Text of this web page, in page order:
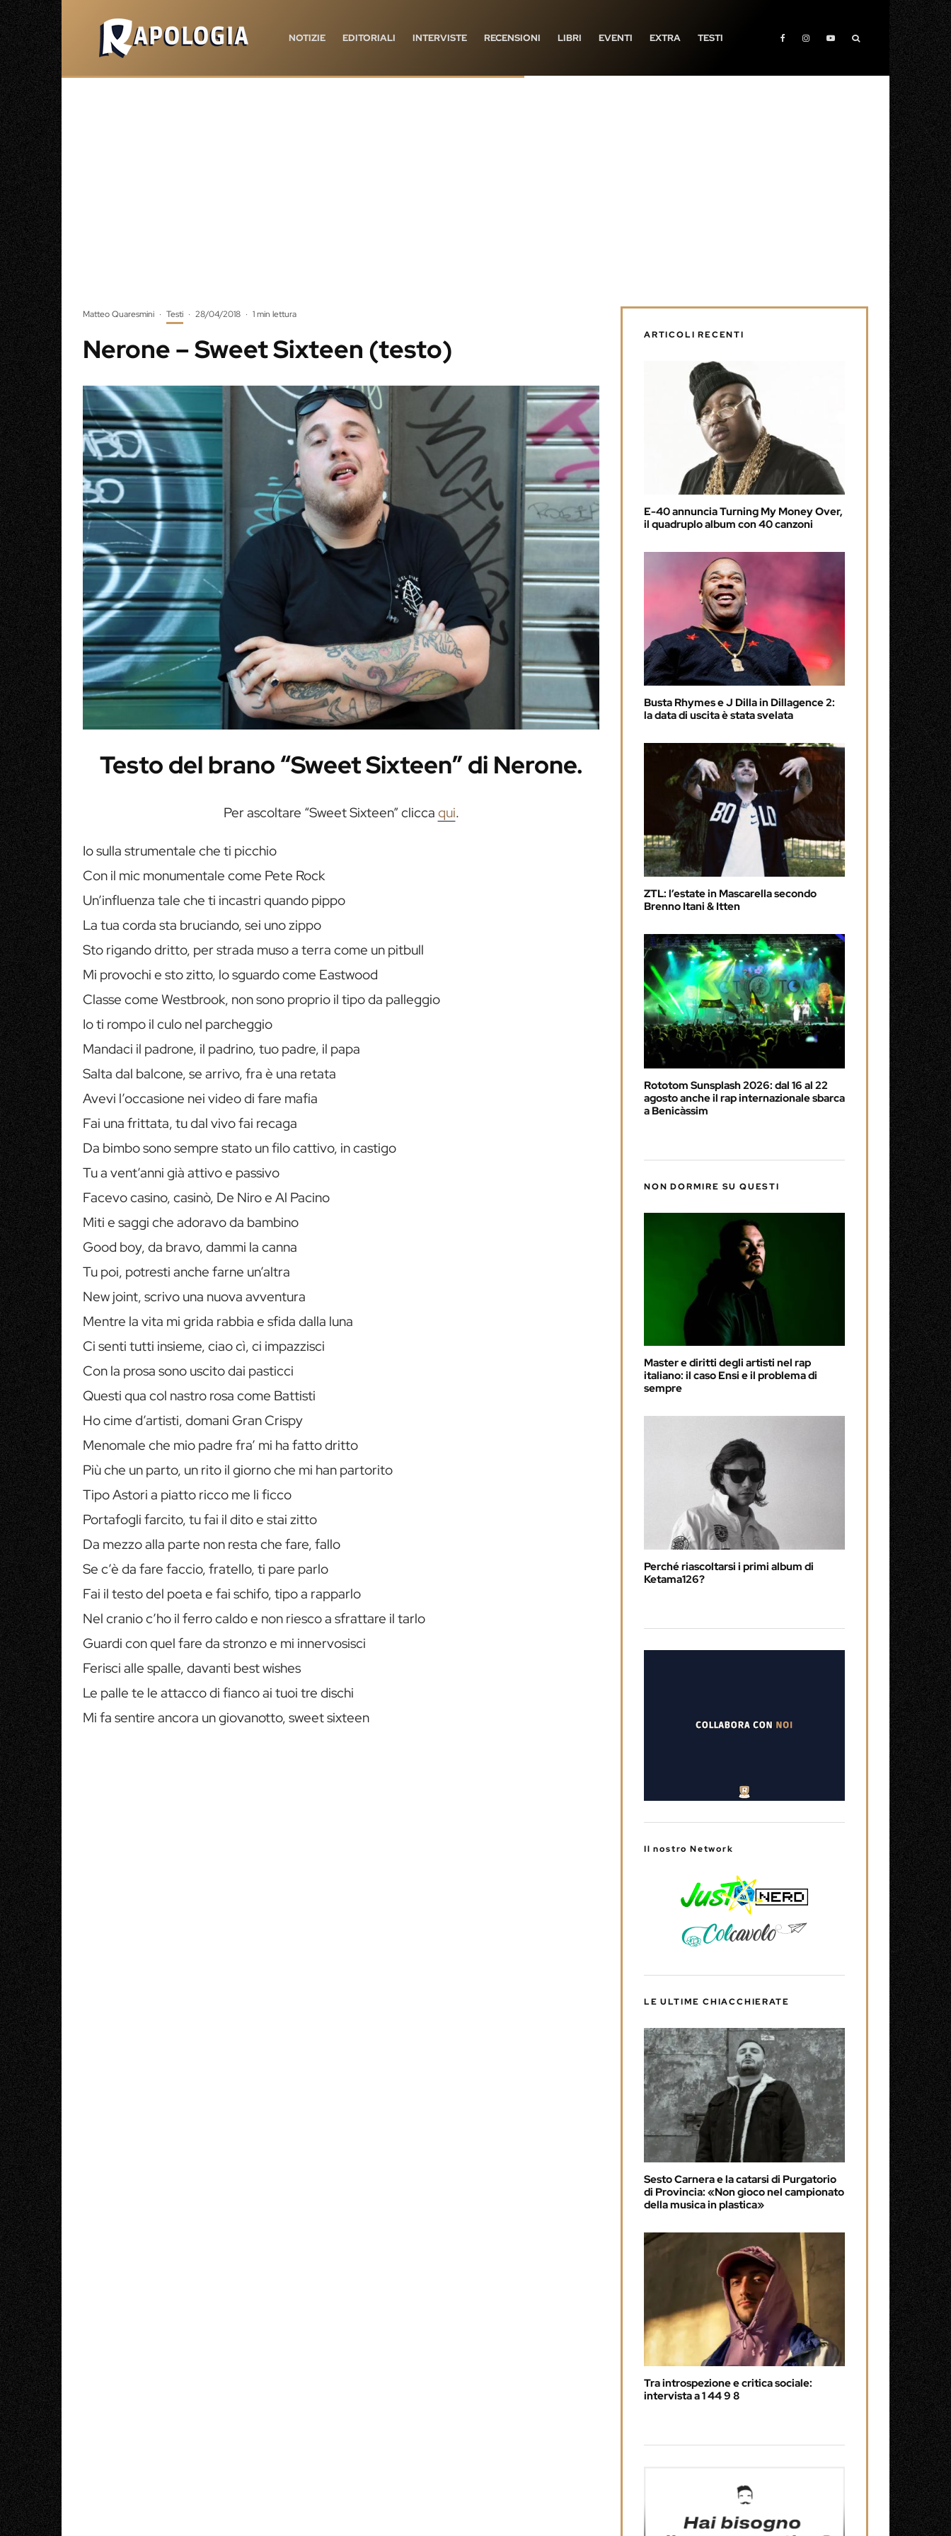
NOTIZIE EDITORIALI INTERVISTE RECENSIONI LIBRI EVENTI EXTRA TESTI
Matteo Quaresmini · Testi · 28/04/2018 · 1 min lettura
Nerone – Sweet Sixteen (testo)
Testo del brano “Sweet Sixteen” di Nerone.
Per ascoltare “Sweet Sixteen” clicca qui.
Io sulla strumentale che ti picchio
Con il mic monumentale come Pete Rock
Un’influenza tale che ti incastri quando pippo
La tua corda sta bruciando, sei uno zippo
Sto rigando dritto, per strada muso a terra come un pitbull
Mi provochi e sto zitto, lo sguardo come Eastwood
Classe come Westbrook, non sono proprio il tipo da palleggio
Io ti rompo il culo nel parcheggio
Mandaci il padrone, il padrino, tuo padre, il papa
Salta dal balcone, se arrivo, fra è una retata
Avevi l’occasione nei video di fare mafia
Fai una frittata, tu dal vivo fai recaga
Da bimbo sono sempre stato un filo cattivo, in castigo
Tu a vent’anni già attivo e passivo
Facevo casino, casinò, De Niro e Al Pacino
Miti e saggi che adoravo da bambino
Good boy, da bravo, dammi la canna
Tu poi, potresti anche farne un’altra
New joint, scrivo una nuova avventura
Mentre la vita mi grida rabbia e sfida dalla luna
Ci senti tutti insieme, ciao cì, ci impazzisci
Con la prosa sono uscito dai pasticci
Questi qua col nastro rosa come Battisti
Ho cime d’artisti, domani Gran Crispy
Menomale che mio padre fra’ mi ha fatto dritto
Più che un parto, un rito il giorno che mi han partorito
Tipo Astori a piatto ricco me li ficco
Portafogli farcito, tu fai il dito e stai zitto
Da mezzo alla parte non resta che fare, fallo
Se c’è da fare faccio, fratello, ti pare parlo
Fai il testo del poeta e fai schifo, tipo a rapparlo
Nel cranio c’ho il ferro caldo e non riesco a sfrattare il tarlo
Guardi con quel fare da stronzo e mi innervosisci
Ferisci alle spalle, davanti best wishes
Le palle te le attacco di fianco ai tuoi tre dischi
Mi fa sentire ancora un giovanotto, sweet sixteen
ARTICOLI RECENTI
E-40 annuncia Turning My Money Over,
il quadruplo album con 40 canzoni
Busta Rhymes e J Dilla in Dillagence 2:
la data di uscita è stata svelata
ZTL: l’estate in Mascarella secondo
Brenno Itani & Itten
Rototom Sunsplash 2026: dal 16 al 22
agosto anche il rap internazionale sbarca
a Benicàssim
NON DORMIRE SU QUESTI
Master e diritti degli artisti nel rap
italiano: il caso Ensi e il problema di
sempre
Perché riascoltarsi i primi album di
Ketama126?
Il nostro Network
LE ULTIME CHIACCHIERATE
Sesto Carnera e la catarsi di Purgatorio
di Provincia: «Non gioco nel campionato
della musica in plastica»
Tra introspezione e critica sociale:
intervista a 1 44 9 8